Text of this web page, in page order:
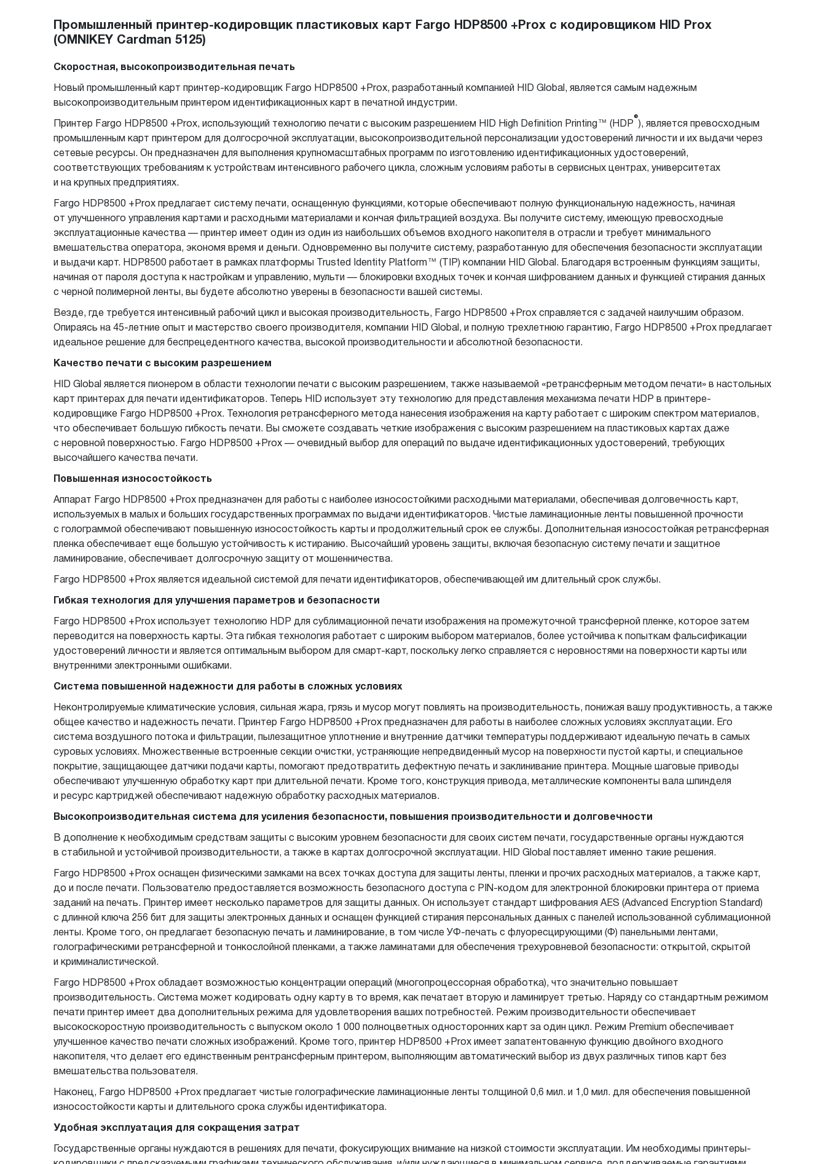
Промышленный принтер-кодировщик пластиковых карт Fargo HDP8500 +Prox с кодировщиком HID Prox
(OMNIKEY Cardman 5125)
Скоростная, высокопроизводительная печать
Новый промышленный карт принтер-кодировщик Fargo HDP8500 +Prox, разработанный компанией HID Global, является самым надежным
высокопроизводительным принтером идентификационных карт в печатной индустрии.
Принтер Fargo HDP8500 +Prox, использующий технологию печати с высоким разрешением HID High Definition Printing™ (HDP
®
), является превосходным
промышленным карт принтером для долгосрочной эксплуатации, высокопроизводительной персонализации удостоверений личности и их выдачи через
сетевые ресурсы. Он предназначен для выполнения крупномасштабных программ по изготовлению идентификационных удостоверений,
соответствующих требованиям к устройствам интенсивного рабочего цикла, сложным условиям работы в сервисных центрах, университетах
и на крупных предприятиях.
Fargo HDP8500 +Prox предлагает систему печати, оснащенную функциями, которые обеспечивают полную функциональную надежность, начиная
от улучшенного управления картами и расходными материалами и кончая фильтрацией воздуха. Вы получите систему, имеющую превосходные
эксплуатационные качества — принтер имеет один из один из наибольших объемов входного накопителя в отрасли и требует минимального
вмешательства оператора, экономя время и деньги. Одновременно вы получите систему, разработанную для обеспечения безопасности эксплуатации
и выдачи карт. HDP8500 работает в рамках платформы Trusted Identity Platform™ (TIP) компании HID Global. Благодаря встроенным функциям защиты,
начиная от пароля доступа к настройкам и управлению, мульти — блокировки входных точек и кончая шифрованием данных и функцией стирания данных
с черной полимерной ленты, вы будете абсолютно уверены в безопасности вашей системы.
Везде, где требуется интенсивный рабочий цикл и высокая производительность, Fargo HDP8500 +Prox справляется с задачей наилучшим образом.
Опираясь на 45-летние опыт и мастерство своего производителя, компании HID Global, и полную трехлетнюю гарантию, Fargo HDP8500 +Prox предлагает
идеальное решение для беспрецедентного качества, высокой производительности и абсолютной безопасности.
Качество печати с высоким разрешением
HID Global является пионером в области технологии печати с высоким разрешением, также называемой «ретрансферным методом печати» в настольных
карт принтерах для печати идентификаторов. Теперь HID использует эту технологию для представления механизма печати HDP в принтере-
кодировщике Fargo HDP8500 +Prox. Технология ретрансферного метода нанесения изображения на карту работает с широким спектром материалов,
что обеспечивает большую гибкость печати. Вы сможете создавать четкие изображения с высоким разрешением на пластиковых картах даже
с неровной поверхностью. Fargo HDP8500 +Prox — очевидный выбор для операций по выдаче идентификационных удостоверений, требующих
высочайшего качества печати.
Повышенная износостойкость
Аппарат Fargo HDP8500 +Prox предназначен для работы с наиболее износостойкими расходными материалами, обеспечивая долговечность карт,
используемых в малых и больших государственных программах по выдачи идентификаторов. Чистые ламинационные ленты повышенной прочности
с голограммой обеспечивают повышенную износостойкость карты и продолжительный срок ее службы. Дополнительная износостойкая ретрансферная
пленка обеспечивает еще большую устойчивость к истиранию. Высочайший уровень защиты, включая безопасную систему печати и защитное
ламинирование, обеспечивает долгосрочную защиту от мошенничества.
Fargo HDP8500 +Prox является идеальной системой для печати идентификаторов, обеспечивающей им длительный срок службы.
Гибкая технология для улучшения параметров и безопасности
Fargo HDP8500 +Prox использует технологию HDP для сублимационной печати изображения на промежуточной трансферной пленке, которое затем
переводится на поверхность карты. Эта гибкая технология работает с широким выбором материалов, более устойчива к попыткам фальсификации
удостоверений личности и является оптимальным выбором для смарт-карт, поскольку легко справляется с неровностями на поверхности карты или
внутренними электронными ошибками.
Система повышенной надежности для работы в сложных условиях
Неконтролируемые климатические условия, сильная жара, грязь и мусор могут повлиять на производительность, понижая вашу продуктивность, а также
общее качество и надежность печати. Принтер Fargo HDP8500 +Prox предназначен для работы в наиболее сложных условиях эксплуатации. Его
система воздушного потока и фильтрации, пылезащитное уплотнение и внутренние датчики температуры поддерживают идеальную печать в самых
суровых условиях. Множественные встроенные секции очистки, устраняющие непредвиденный мусор на поверхности пустой карты, и специальное
покрытие, защищающее датчики подачи карты, помогают предотвратить дефектную печать и заклинивание принтера. Мощные шаговые приводы
обеспечивают улучшенную обработку карт при длительной печати. Кроме того, конструкция привода, металлические компоненты вала шпинделя
и ресурс картриджей обеспечивают надежную обработку расходных материалов.
Высокопроизводительная система для усиления безопасности, повышения производительности и долговечности
В дополнение к необходимым средствам защиты с высоким уровнем безопасности для своих систем печати, государственные органы нуждаются
в стабильной и устойчивой производительности, а также в картах долгосрочной эксплуатации. HID Global поставляет именно такие решения.
Fargo HDP8500 +Prox оснащен физическими замками на всех точках доступа для защиты ленты, пленки и прочих расходных материалов, а также карт,
до и после печати. Пользователю предоставляется возможность безопасного доступа с PIN-кодом для электронной блокировки принтера от приема
заданий на печать. Принтер имеет несколько параметров для защиты данных. Он использует стандарт шифрования AES (Advanced Encryption Standard)
с длинной ключа 256 бит для защиты электронных данных и оснащен функцией стирания персональных данных с панелей использованной сублимационной
ленты. Кроме того, он предлагает безопасную печать и ламинирование, в том числе УФ-печать с флуоресцирующими (Ф) панельными лентами,
голографическими ретрансферной и тонкослойной пленками, а также ламинатами для обеспечения трехуровневой безопасности: открытой, скрытой
и криминалистической.
Fargo HDP8500 +Prox обладает возможностью концентрации операций (многопроцессорная обработка), что значительно повышает
производительность. Система может кодировать одну карту в то время, как печатает вторую и ламинирует третью. Наряду со стандартным режимом
печати принтер имеет два дополнительных режима для удовлетворения ваших потребностей. Режим производительности обеспечивает
высокоскоростную производительность с выпуском около 1 000 полноцветных односторонних карт за один цикл. Режим Premium обеспечивает
улучшенное качество печати сложных изображений. Кроме того, принтер HDP8500 +Prox имеет запатентованную функцию двойного входного
накопителя, что делает его единственным рентрансферным принтером, выполняющим автоматический выбор из двух различных типов карт без
вмешательства пользователя.
Наконец, Fargo HDP8500 +Prox предлагает чистые голографические ламинационные ленты толщиной 0,6 мил. и 1,0 мил. для обеспечения повышенной
износостойкости карты и длительного срока службы идентификатора.
Удобная эксплуатация для сокращения затрат
Государственные органы нуждаются в решениях для печати, фокусирующих внимание на низкой стоимости эксплуатации. Им необходимы принтеры-